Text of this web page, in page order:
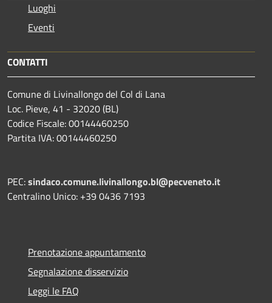
Luoghi
Eventi
CONTATTI
Comune di Livinallongo del Col di Lana
Loc. Pieve, 41 - 32020 (BL)
Codice Fiscale: 00144460250
Partita IVA: 00144460250
PEC:sindaco.comune.livinallongo.bl@pecveneto.it
Centralino Unico: +39 0436 7193
Prenotazione appuntamento
Segnalazione disservizio
Leggi le FAQ